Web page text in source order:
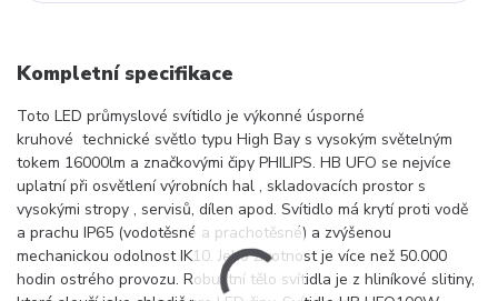
Kompletní specifikace
Toto LED průmyslové svítidlo je výkonné úsporné
kruhové technické světlo typu High Bay s vysokým světelným
tokem 16000lm a značkovými čipy PHILIPS. HB UFO se nejvíce
uplatní při osvětlení výrobních hal , skladovacích prostor s
vysokými stropy , servisů, dílen apod. Svítidlo má krytí proti vodě
a prachu IP65 (vodotěsné a prachotěsné) a zvýšenou
mechanickou odolnost IK10. Jeho životnost je více než 50.000
hodin ostrého provozu. Robustní tělo svítidla je z hliníkové slitiny,